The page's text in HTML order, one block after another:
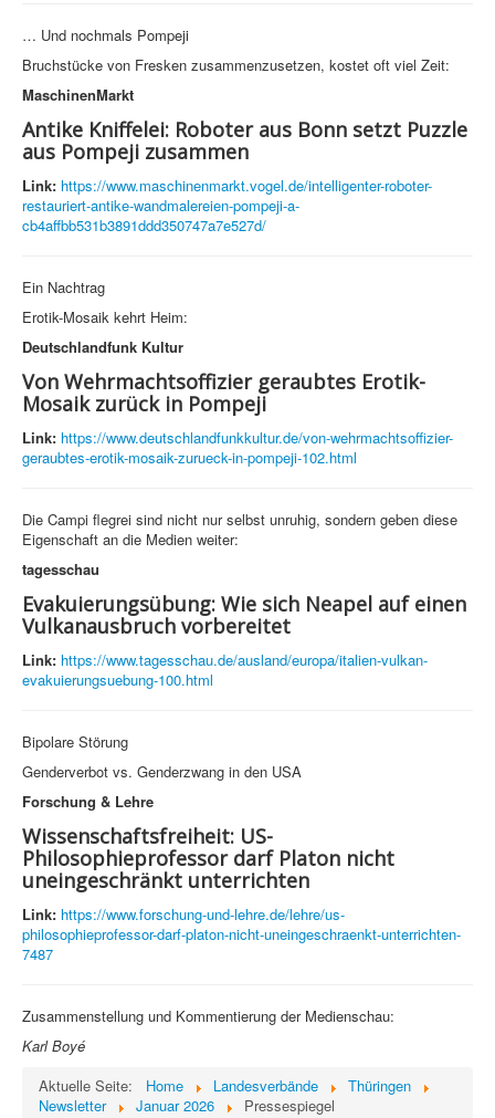
… Und nochmals Pompeji
Bruchstücke von Fresken zusammenzusetzen, kostet oft viel Zeit:
MaschinenMarkt
Antike Kniffelei: Roboter aus Bonn setzt Puzzle
aus Pompeji zusammen
Link: https://www.maschinenmarkt.vogel.de/intelligenter-roboter-
restauriert-antike-wandmalereien-pompeji-a-
cb4affbb531b3891ddd350747a7e527d/
Ein Nachtrag
Erotik-Mosaik kehrt Heim:
Deutschlandfunk Kultur
Von Wehrmachtsoffizier geraubtes Erotik-
Mosaik zurück in Pompeji
Link: https://www.deutschlandfunkkultur.de/von-wehrmachtsoffizier-
geraubtes-erotik-mosaik-zurueck-in-pompeji-102.html
Die Campi flegrei sind nicht nur selbst unruhig, sondern geben diese
Eigenschaft an die Medien weiter:
tagesschau
Evakuierungsübung: Wie sich Neapel auf einen
Vulkanausbruch vorbereitet
Link: https://www.tagesschau.de/ausland/europa/italien-vulkan-
evakuierungsuebung-100.html
Bipolare Störung
Genderverbot vs. Genderzwang in den USA
Forschung & Lehre
Wissenschaftsfreiheit: US-
Philosophieprofessor darf Platon nicht
uneingeschränkt unterrichten
Link: https://www.forschung-und-lehre.de/lehre/us-
philosophieprofessor-darf-platon-nicht-uneingeschraenkt-unterrichten-
7487
Zusammenstellung und Kommentierung der Medienschau:
Karl Boyé
Aktuelle Seite:
Home Landesverbände
Thüringen
Newsletter
Januar 2026 Pressespiegel